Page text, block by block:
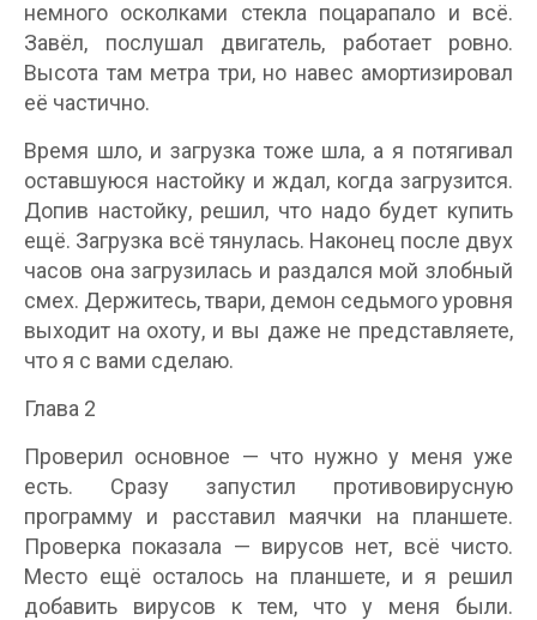
немного осколками стекла поцарапало и всё.
Завёл, послушал двигатель, работает ровно.
Высота там метра три, но навес амортизировал
её частично.
Время шло, и загрузка тоже шла, а я потягивал
оставшуюся настойку и ждал, когда загрузится.
Допив настойку, решил, что надо будет купить
ещё. Загрузка всё тянулась. Наконец после двух
часов она загрузилась и раздался мой злобный
смех. Держитесь, твари, демон седьмого уровня
выходит на охоту, и вы даже не представляете,
что я с вами сделаю.
Глава 2
Проверил основное — что нужно у меня уже
есть. Сразу запустил противовирусную
программу и расставил маячки на планшете.
Проверка показала — вирусов нет, всё чисто.
Место ещё осталось на планшете, и я решил
добавить вирусов к тем, что у меня были.